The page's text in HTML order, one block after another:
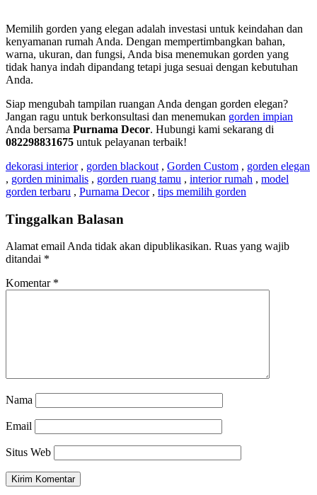
Memilih gorden yang elegan adalah investasi untuk keindahan dan
kenyamanan rumah Anda. Dengan mempertimbangkan bahan,
warna, ukuran, dan fungsi, Anda bisa menemukan gorden yang
tidak hanya indah dipandang tetapi juga sesuai dengan kebutuhan
Anda.
Siap mengubah tampilan ruangan Anda dengan gorden elegan?
Jangan ragu untuk berkonsultasi dan menemukan gorden impian
Anda bersama Purnama Decor. Hubungi kami sekarang di
082298831675 untuk pelayanan terbaik!
dekorasi interior, gorden blackout , Gorden Custom , gorden elegan
, gorden minimalis , gorden ruang tamu , interior rumah , model
gorden terbaru , Purnama Decor, tips memilih gorden
Tinggalkan Balasan
Alamat email Anda tidak akan dipublikasikan. Ruas yang wajib
ditandai *
Komentar *
Nama
Email
Situs Web